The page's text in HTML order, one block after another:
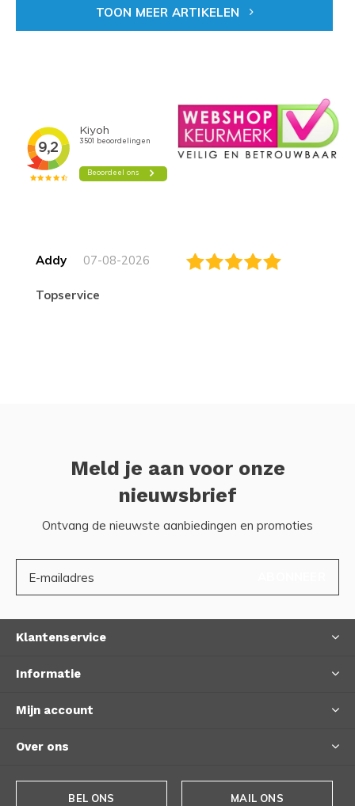
TOON MEER ARTIKELEN
Addy 07-08-2026
topservice
Meld je aan voor onze
nieuwsbrief
Ontvang de nieuwste aanbiedingen en promoties
Klantenservice
Informatie
Mijn account
Over ons
BEL ONS MAIL ONS